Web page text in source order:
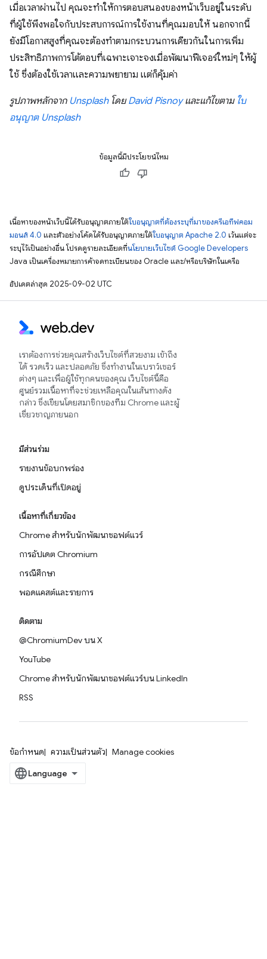
เมื่อเวลาผ่านไป คุณจะทำให้การตอบสนองของหน้าเว็บอยู่ในระดับ
ที่ผู้ใช้พึงพอใจกับประสบการณ์การใช้งานที่คุณมอบให้ นอกจากนี้
ยังมีโอกาสสูงที่คุณจะต้องทำตามกระบวนการเดียวกันในการเพิ่ม
ประสิทธิภาพการโต้ตอบที่เฉพาะเจาะจงเมื่อพัฒนาฟีเจอร์ใหม่ๆ ให้ผู้
ใช้ ซึ่งต้องใช้เวลาและความพยายาม แต่ก็คุ้มค่า
รูปภาพหลักจาก UnsplashโดยDavid Pisnoyและแก้ไขตาม ใบ
อนุญาต Unsplash
ข้อมูลนี้มีประโยชน์ไหม
เนื้อหาของหน้าเว็บนี้ได้รับอนุญาตภายใต้ใบอนุญาตที่ต้องระบุที่มาของครีเอทีฟคอม
มอนส์ 4.0 และตัวอย่างโค้ดได้รับอนุญาตภายใต้ใบอนุญาต Apache 2.0 เว้นแต่จะ
ระบุไว้เป็นอย่างอื่น โปรดดูรายละเอียดที่นโยบายเว็บไซต์ Google Developers
Java เป็นเครื่องหมายการค้าจดทะเบียนของ Oracle และ/หรือบริษัทในเครือ
อัปเดตล่าสุด 2025-09-02 UTC
เราต้องการช่วยคุณสร้างเว็บไซต์ที่สวยงาม เข้าถึง
ได้ รวดเร็ว และปลอดภัย ซึ่งทำงานในเบราว์เซอร์
ต่างๆ และเพื่อผู้ใช้ทุกคนของคุณ เว็บไซต์นี้คือ
ศูนย์รวมเนื้อหาที่จะช่วยเหลือคุณในเส้นทางดัง
กล่าว ซึ่งเขียนโดยสมาชิกของทีม Chrome และผู้
เชี่ยวชาญภายนอก
มีส่วนร่วม
รายงานข้อบกพร่อง
ดูประเด็นที่เปิดอยู่
เนื้อหาที่เกี่ยวข้อง
Chrome สำหรับนักพัฒนาซอฟต์แวร์
การอัปเดต Chromium
กรณีศึกษา
พอดแคสต์และรายการ
ติดตาม
@ChromiumDev บน X
YouTube
Chrome สำหรับนักพัฒนาซอฟต์แวร์บน LinkedIn
RSS
ข้อกำหนด ความเป็นส่วนตัว Manage cookies